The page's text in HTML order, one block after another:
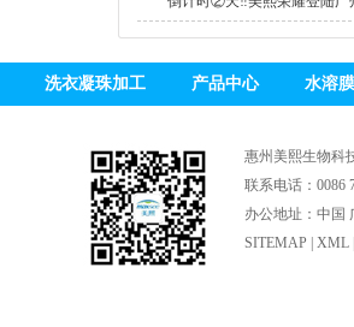
洗衣凝珠加工 产品中心 水溶
惠州美熙生物科
联系电话：0086
办公地址：中国
SITEMAP
XML